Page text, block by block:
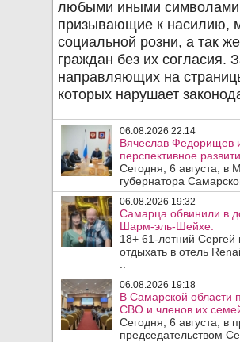
06.08.2026 22:14
Вячеслав Федорищев
перспективное
Сегодня, 6 августа, в
губернатора
06.08.2026 19:32
Самарца обвинили в
Шарм-эль-Шейхе.
18+ 61-летний
отдыхать в отель
06.08.2026 19:18
В Самарской области
СВО и членов их
Сегодня, 6 августа, в
председательством